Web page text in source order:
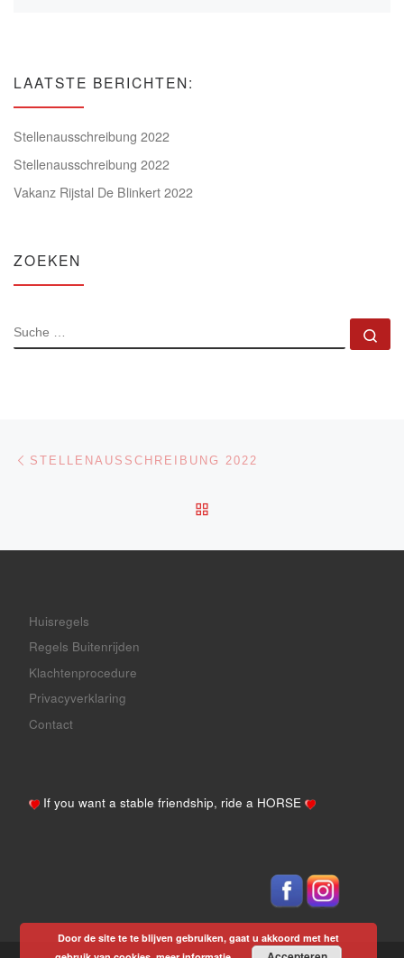
LAATSTE BERICHTEN:
Stellenausschreibung 2022
Stellenausschreibung 2022
Vakanz Rijstal De Blinkert 2022
ZOEKEN
SUCHE
Beitragsnavigation
STELLENAUSSCHREIBUNG 2022
Huisregels
Regels Buitenrijden
Klachtenprocedure
Privacyverklaring
Contact
If you want a stable friendship, ride a HORSE
Door de site te te blijven gebruiken, gaat u akkoord met het